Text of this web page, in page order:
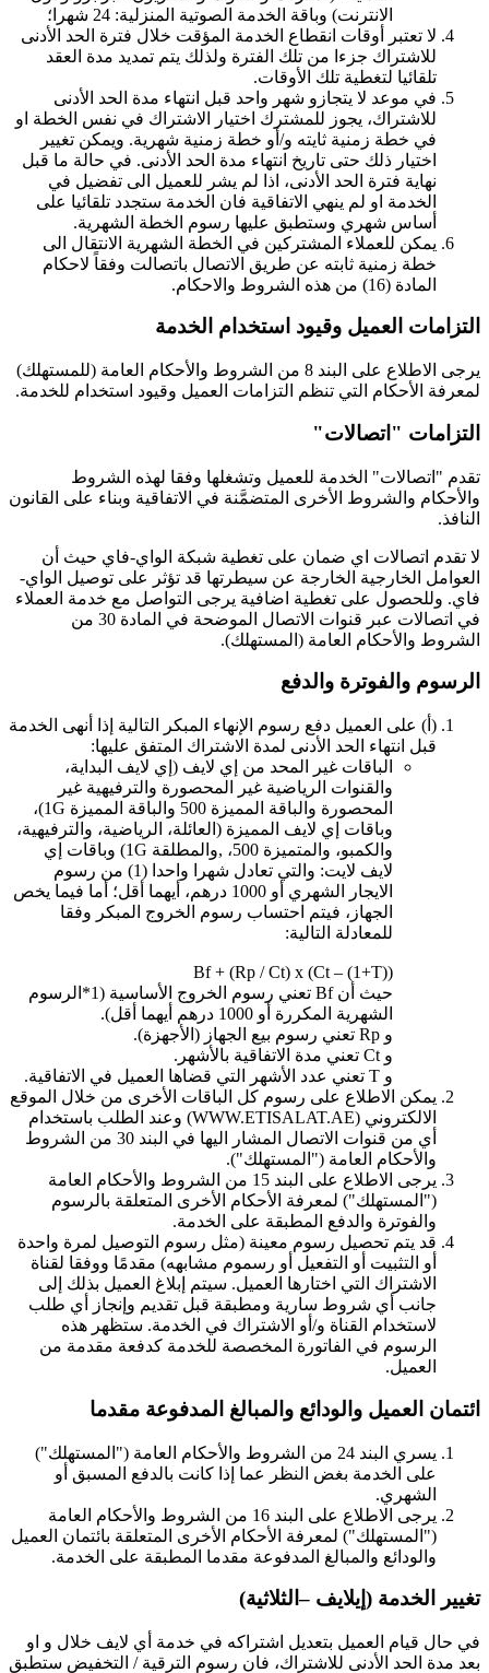
الانترنت) وباقة الخدمة الصوتية المنزلية: 24 شهرا؛
لا تعتبر أوقات انقطاع الخدمة المؤقت خلال فترة الحد الأدنى
للاشتراك جزءا من تلك الفترة ولذلك يتم تمديد مدة العقد
تلقائيا لتغطية تلك الأوقات.
في موعد لا يتجازو شهر واحد قبل انتهاء مدة الحد الأدنى
للاشتراك، يجوز للمشترك اختيار الاشتراك في نفس الخطة او
في خطة زمنية ثايته و/أو خطة زمنية شهرية. ويمكن تغيير
اختيار ذلك حتى تاريخ انتهاء مدة الحد الأدنى. في حالة ما قبل
نهاية فترة الحد الأدنى، اذا لم يشر للعميل الى تفضيل في
الخدمة او لم ينهي الاتفاقية فان الخدمة ستجدد تلقائيا على
أساس شهري وستطبق عليها رسوم الخطة الشهرية.
يمكن للعملاء المشتركين في الخطة الشهرية الانتقال الى
خطة زمنية ثابته عن طريق الاتصال باتصالت وفقاً لاحكام
المادة (16) من هذه الشروط والاحكام.
التزامات العميل وقيود استخدام الخدمة
يرجى الاطلاع على البند 8 من الشروط والأحكام العامة (للمستهلك)
لمعرفة الأحكام التي تنظم التزامات العميل وقيود استخدام للخدمة.
التزامات "اتصالات"
تقدم "اتصالات" الخدمة للعميل وتشغلها وفقا لهذه الشروط
والأحكام والشروط الأخرى المتضمَّنة في الاتفاقية وبناء على القانون
النافذ.
لا تقدم اتصالات اي ضمان على تغطية شبكة الواي-فاي حيث أن
العوامل الخارجية الخارجة عن سيطرتها قد تؤثر على توصيل الواي-
فاي. وللحصول على تغطية اضافية يرجى التواصل مع خدمة العملاء
في اتصالات عبر قنوات الاتصال الموضحة في المادة 30 من
الشروط والأحكام العامة (المستهلك).
الرسوم والفوترة والدفع
(أ‌) على العميل دفع رسوم الإنهاء المبكر التالية إذا أنهى الخدمة
قبل انتهاء الحد الأدنى لمدة الاشتراك المتفق عليها:
الباقات غير المحد من إي لايف (إي لايف البداية،
والقنوات الرياضية غير المحصورة والترفيهية غير
المحصورة والباقة المميزة 500 والباقة المميزة 1G)،
وباقات إي لايف المميزة (العائلة، الرياضية، والترفيهية،
والكمبو، والمتميزة 500، ,والمطلقة 1G) وباقات إي
لايف لايت: والتي تعادل شهرا واحدا (1) من رسوم
الايجار الشهري أو 1000 درهم، أيهما أقل؛ أما فيما يخص
الجهاز، فيتم احتساب رسوم الخروج المبكر وفقا
للمعادلة التالية:
Bf + (Rp / Ct) x (Ct – (1+T))
حيث أن Bf تعني رسوم الخروج الأساسية (1*الرسوم
الشهرية المكررة أو 1000 درهم أيهما أقل).
و Rp تعني رسوم بيع الجهاز (الأجهزة).
و Ct تعني مدة الاتفاقية بالأشهر.
و T تعني عدد الأشهر التي قضاها العميل في الاتفاقية.
يمكن الاطلاع على رسوم كل الباقات الأخرى من خلال الموقع
الالكتروني (WWW.ETISALAT.AE) وعند الطلب باستخدام
أي من قنوات الاتصال المشار اليها في البند 30 من الشروط
والأحكام العامة ("المستهلك").
يرجى الاطلاع على البند 15 من الشروط والأحكام العامة
("المستهلك") لمعرفة الأحكام الأخرى المتعلقة بالرسوم
والفوترة والدفع المطبقة على الخدمة.
قد يتم تحصيل رسوم معينة (مثل رسوم التوصيل لمرة واحدة
أو التثبيت أو التفعيل أو رسموم مشابهه) مقدمًا ووفقا لقناة
الاشتراك التي اختارها العميل. سيتم إبلاغ العميل بذلك إلى
جانب أي شروط سارية ومطبقة قبل تقديم وإنجاز أي طلب
لاستخدام القناة و/أو الاشتراك في الخدمة. ستظهر هذه
الرسوم في الفاتورة المخصصة للخدمة كدفعة مقدمة من
العميل.
ائتمان العميل والودائع والمبالغ المدفوعة مقدما
يسري البند 24 من الشروط والأحكام العامة ("المستهلك")
على الخدمة بغض النظر عما إذا كانت بالدفع المسبق أو
الشهري.
يرجى الاطلاع على البند 16 من الشروط والأحكام العامة
("المستهلك") لمعرفة الأحكام الأخرى المتعلقة بائتمان العميل
والودائع والمبالغ المدفوعة مقدما المطبقة على الخدمة.
تغيير الخدمة (إيلايف –الثلاثية)
في حال قيام العميل بتعديل اشتراكه في خدمة أي لايف خلال و او
بعد مدة الحد الأدنى للاشتراك، فان رسوم الترقية / التخفيض ستطبق